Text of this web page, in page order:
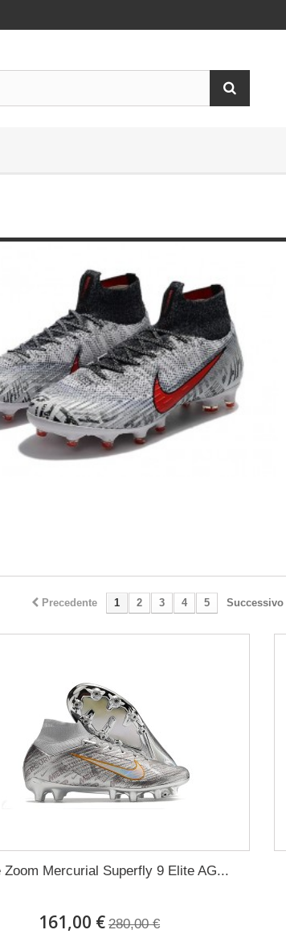
Precedente 1 2 3 4 5 Successivo
Zoom Mercurial Superfly 9 Elite AG...
161,00 € 280,00 €